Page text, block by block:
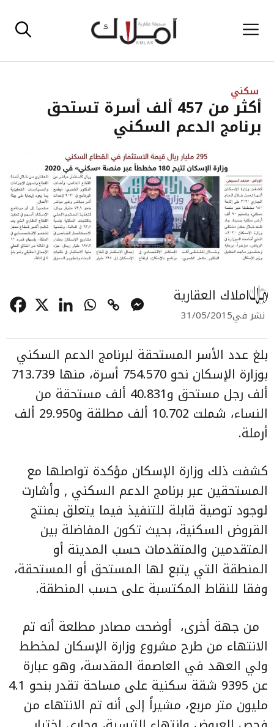
إلى القائمة
سكني
أكثر من 457 ألف أسرة تستحق
برنامج الدعم السكني
املاك العقارية
نشر في31/05/2015
بلغ عدد الأسر المستحقة لبرنامج الدعم السكني
بوزارة الإسكان نحو 754.570 أسرة، منها 713.739
ألف رجل مستحق و40.831 ألف مستحقة من
النساء، شملت 10.702 ألف مطلقة و29.950 ألف
أرملة.
كشفت ذلك وزارة الإسكان مؤكدة تواصلها مع
المستحقين عبر برنامج الدعم السكني , وأشارت
لوجود توصية قابلة للتنفيذ فيما يتعلق بمنتج
القروض السكنية، بحيث تكون المفاضلة بين
المتقدمين والمتقدمات حسب المدينة أو
المنطقة التي يتبع لها المستحق أو المستحقة،
وفقا للنقاط المكتسبة على حسب المنطقة.
من جهة أخرى، أوضحت مصادر مطلعة أنه تم
الانتهاء من طرح مشروع وزارة الإسكان لمخطط
ولي العهد في العاصمة المقدسة، وهو عبارة
عن 9395 شقة سكنية على مساحة تقدر بنحو 4.1
مليون متر مربع، مشيراً إلى أنه تم الانتهاء من